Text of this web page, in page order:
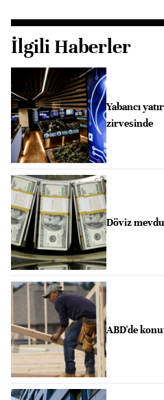
İlgili Haberler
Yabancı
zirvesinde
Döviz
ABD'de